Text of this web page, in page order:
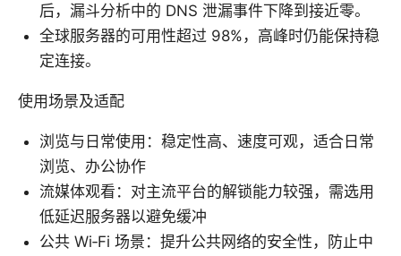
后，漏斗分析中的 DNS 泄漏事件下降到接近零。
全球服务器的可用性超过 98%，高峰时仍能保持稳
定连接。
使用场景及适配
浏览与日常使用：稳定性高、速度可观，适合日常
浏览、办公协作
流媒体观看：对主流平台的解锁能力较强，需选用
低延迟服务器以避免缓冲
公共 Wi‑Fi 场景：提升公共网络的安全性，防止中